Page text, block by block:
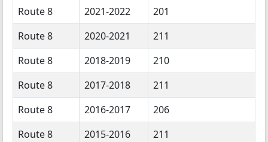
Route 8
2021-2022
201
Route 8
2020-2021
211
Route 8
2018-2019
210
Route 8
2017-2018
211
Route 8
2016-2017
206
Route 8
2015-2016
211